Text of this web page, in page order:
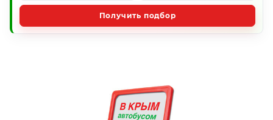
Получить подбор